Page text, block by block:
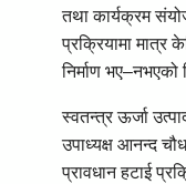
तथा कार्यक्रम
प्रक्रियामा मात्र
निर्माण
स्वतन्त्र ऊर्जा
उपाध्यक्ष आनन्द
प्रावधान हटाई